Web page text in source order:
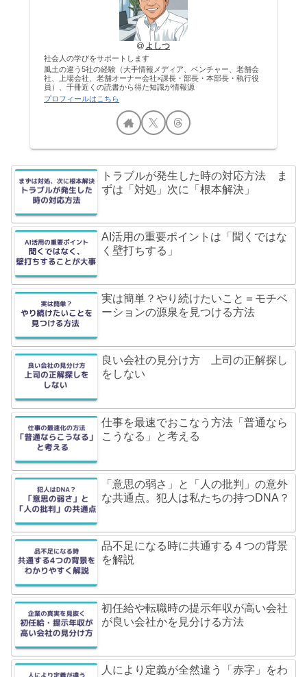
よしつ
社会人の学びをサポートします
風土の違う5社の経験（大手情報メディア、ベンチャー、老舗会
社、上場会社、老舗オーナー会社×課長・部長・本部長・執行役
員）、千冊近くの読書から得た知識が情報源
プロフィールはこちら
トラブルが発生した時の対応方法 ま
ずは「対処」次に「根本解決」
AI活用の重要ポイントは「聞くではな
く壁打ちする」
実は簡単？やり続けたいこと＝モチベ
ーションの源泉を見つける方法
良い会社の見分け方 上司の正解探し
をしない
仕事を最速でおこなう方法「普通なら
こうなる」と考える
「意思の弱さ」と「人の批判」の意外
な共通点。犯人は私たちの持つDNA？
品不足になる時に共通する４つの背景
を解説
初任給や転職時の提示年収が高い会社
が良い会社かを見分ける方法
人により定義が全然違う「赤字」をわ